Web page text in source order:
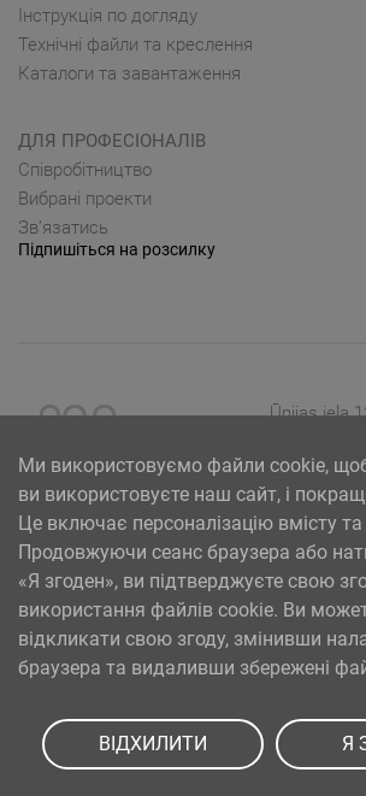
Інструкція по догляду
Технічні файли та креслення
Каталоги та завантаження
ДЛЯ ПРОФЕСІОНАЛІВ
Cпівробітництво
Вибрані проекти
Зв’язатись
Підпишіться на розсилку
Ūnijas iela
SIA PAA 2024. gadā 5. februārī ir noslēdzis
2024/30 ar Latvijas Investīciju un
atbalsta saņemšanu pasākuma
Ми використовуємо файли cookie,
ви використовуєте наш сайт, і
Це включає персоналізацію вмісту
Продовжуючи сеанс браузера або
«Я згоден», ви підтверджуєте свою
використання файлів cookie. Ви
відкликати свою згоду, змінивши
браузера та видаливши збережені
ВІДХИЛИТИ Я